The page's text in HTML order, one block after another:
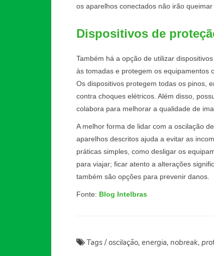
os aparelhos conectados não irão
Dispositivos de
Também há a opção de utilizar
às tomadas e protegem os equipamentos
Os dispositivos protegem todas os pinos,
contra choques elétricos. Além disso,
colabora para melhorar a qualidade de
A melhor forma de lidar com a oscilação
aparelhos descritos ajuda a evitar as
práticas simples, como desligar os
para viajar; ficar atento a alterações
também são opções para prevenir danos.
Fonte: Blog Intelbras
Tags /oscilação, energia, nobreak,